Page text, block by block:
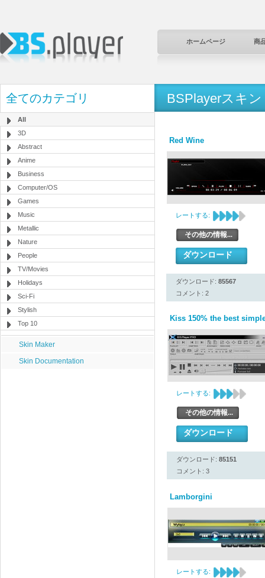
ホームページ 商
全てのカテゴリ
All
3D
Abstract
Anime
Business
Computer/OS
Games
Music
Metallic
Nature
People
TV/Movies
Holidays
Sci-Fi
Stylish
Top 10
Skin Maker
Skin Documentation
BSPlayerスキン
Red Wine
レートする:
その他の情報...
ダウンロード
ダウンロード: 85567
コメント: 2
Kiss 150% the best
レートする:
その他の情報...
ダウンロード
ダウンロード: 85151
コメント: 3
Lamborgini
レートする: